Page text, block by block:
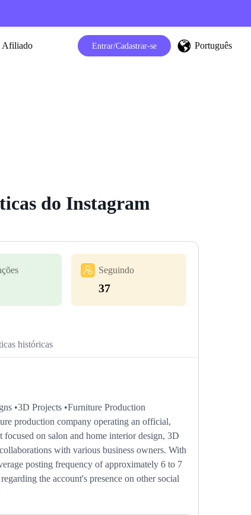
Afiliado Entrar/Cadastrar-se Português
do Instagram
Seguindo
37
históricas
•3D Projects •Furniture Production
production company operating an official,
on salon and home interior design, 3D
with various business owners. With
posting frequency of approximately 6 to 7
the account's presence on other social